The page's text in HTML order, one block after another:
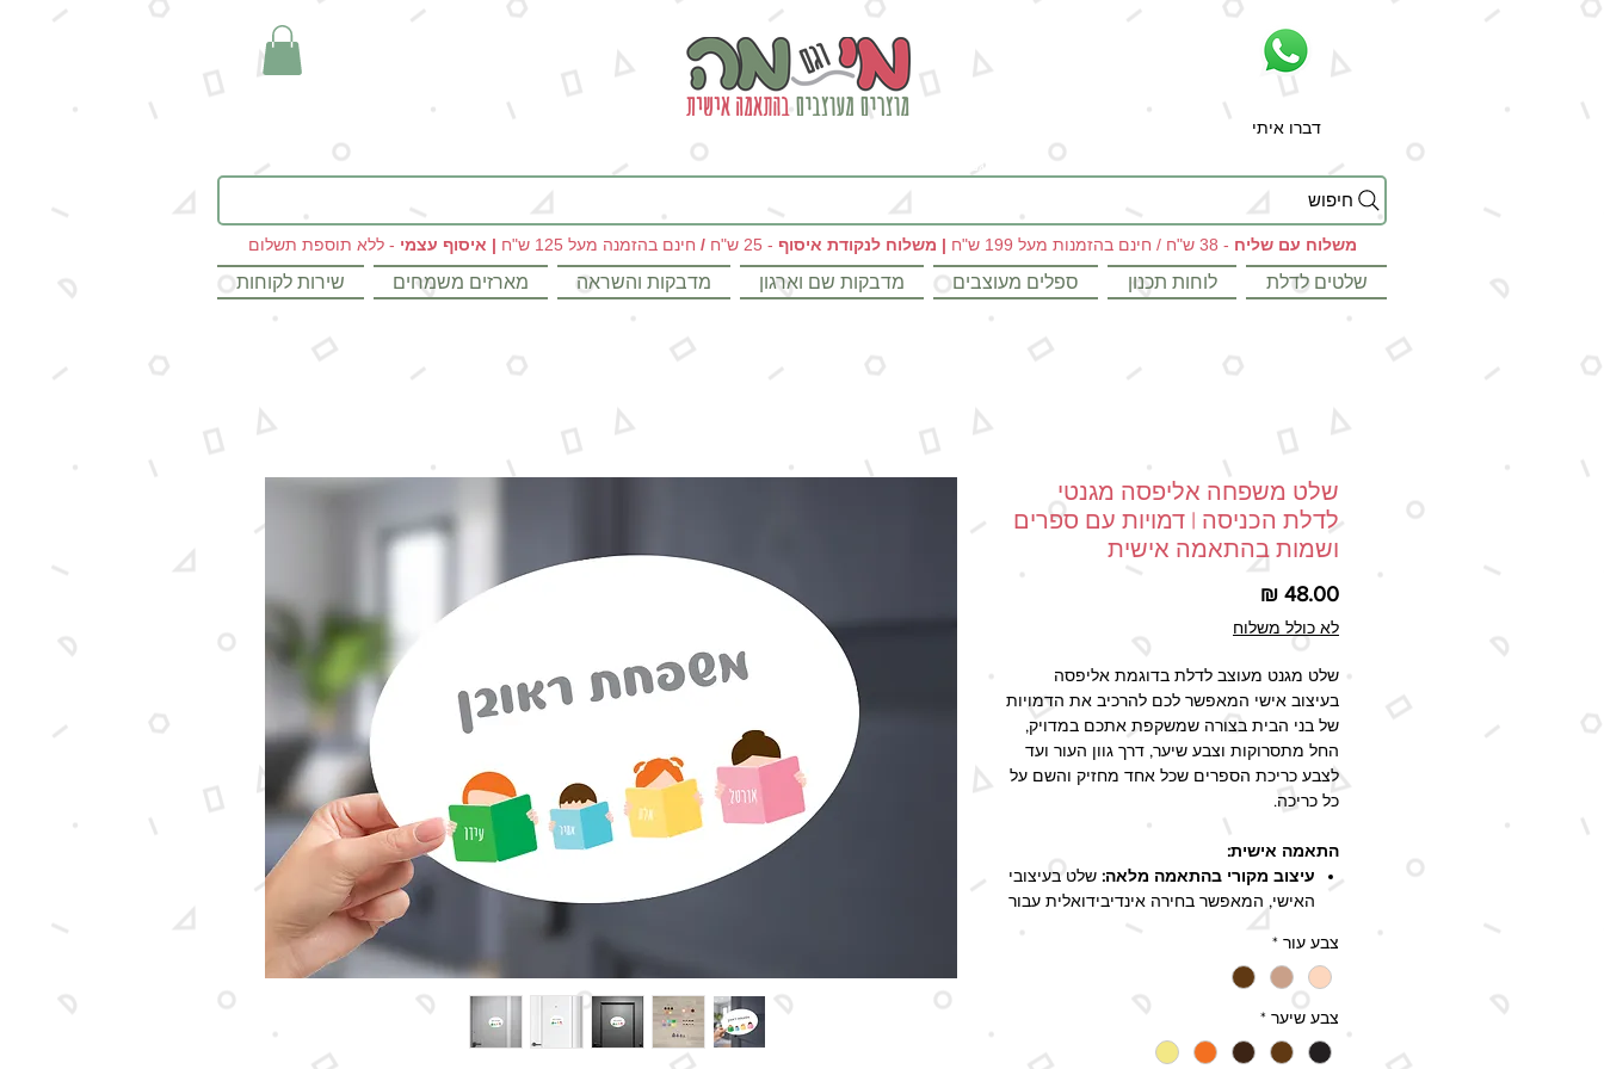
דברו איתי
חיפוש
משלוח עם שליח - 38 ש"ח / חינם בהזמנות מעל 199 ש"ח | משלוח לנקודת איסוף - 25 ש"ח / חינם בהזמנה מעל 125 ש"ח | איסוף עצמי - ללא תוספת תשלום
שלטים לדלת לוחות תכנון ספלים מעוצבים מדבקות שם וארגון מדבקות והשראה מארזים משמחים שירות לקוחות
שלט משפחה אליפסה מגנטי
לדלת הכניסה | דמויות עם ספרים
ושמות בהתאמה אישית
לא כולל משלוח
שלט מגנט מעוצב לדלת בדוגמת אליפסה
בעיצוב אישי המאפשר לכם להרכיב את הדמויות
של בני הבית בצורה שמשקפת אתכם במדויק,
החל מתסרוקות וצבע שיער, דרך גוון העור ועד
לצבע כריכת הספרים שכל אחד מחזיק והשם על
כל כריכה.
התאמה אישית:
עיצוב מקורי בהתאמה מלאה: שלט בעיצובי
האישי, המאפשר בחירה אינדיבידואלית עבור
אפשרויות התאמה רחבות:
הדמויות את גודל הראש (תינוקות, ילדים,
עד #5), צבע השיער, צבע העור וצבע הספר.
הדפסת שמות אישית:יש לציין בהערות
צבע עור *
צבע שיער *